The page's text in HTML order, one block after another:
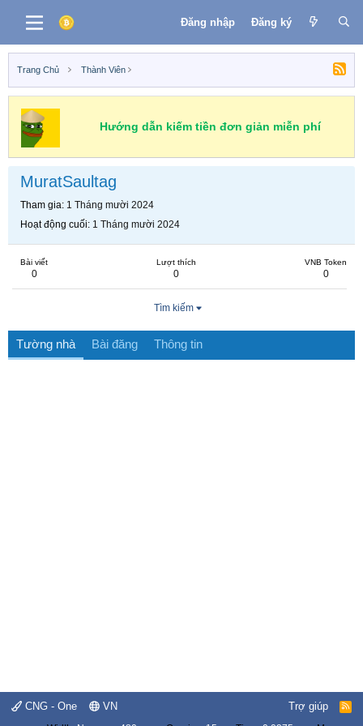
Đăng nhập Đăng ký
Trang Chủ Thành Viên
Hướng dẫn kiếm tiền đơn giản miễn phí
MuratSaultag
Tham gia 1 Tháng mười 2024
Hoạt động cuối 1 Tháng mười 2024
Bài viết
0
Lượt thích
0
VNB Token
0
Tìm kiếm
Tường nhà Bài đăng Thông tin
CNG - One VN Trợ giúp
R